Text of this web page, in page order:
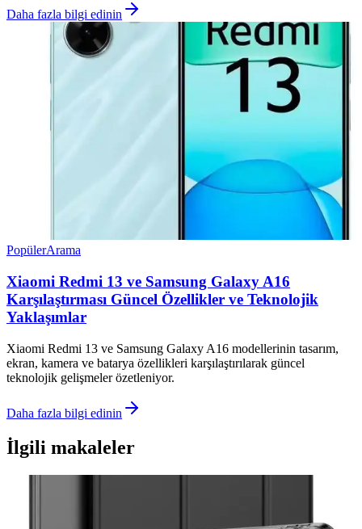
Daha fazla bilgi edinin
PopülerArama
Xiaomi Redmi 13 ve Samsung Galaxy A16
Karşılaştırması Güncel Özellikler ve Teknolojik
Yaklaşımlar
Xiaomi Redmi 13 ve Samsung Galaxy A16 modellerinin tasarım,
ekran, kamera ve batarya özellikleri karşılaştırılarak güncel
teknolojik gelişmeler özetleniyor.
Daha fazla bilgi edinin
İlgili makaleler